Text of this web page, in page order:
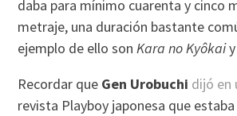
daba para mínimo cuarenta y cinco
metraje, una duración bastante
ejemplo de ello sonKara no Kyôkaiy
Recordar que Gen Urobuchi dijó en
revista Playboy japonesa que